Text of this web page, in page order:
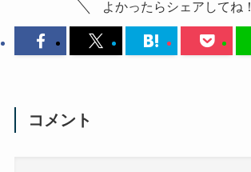
よかったらシェアしてね！
コメント